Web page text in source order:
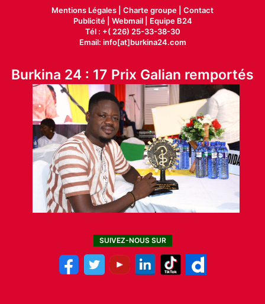
Mentions Légales | Charte groupe | Contact
Publicité| Webmail |
Equipe B24
Tél : +( 226) 25-33-38-30
Email: info[at]burkina24.com
Burkina 24 : 17 Prix Galian remportés
SUIVEZ-NOUS SUR